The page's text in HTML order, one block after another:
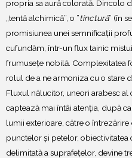
propria sa aură colorată. Dincolo
„tentă alchimică”, o ”tinctură” (în
promisiunea unei semnificații
cufundăm, într-un flux tainic
frumusețe nobilă. Complexitatea
rolul de a ne armoniza cu o stare
Fluxul nălucitor, uneori arabesc
captează mai întâi atenția, după
lumii exterioare, către o
punctelor și petelor, obiectivitatea
delimitată a suprafețelor, devine